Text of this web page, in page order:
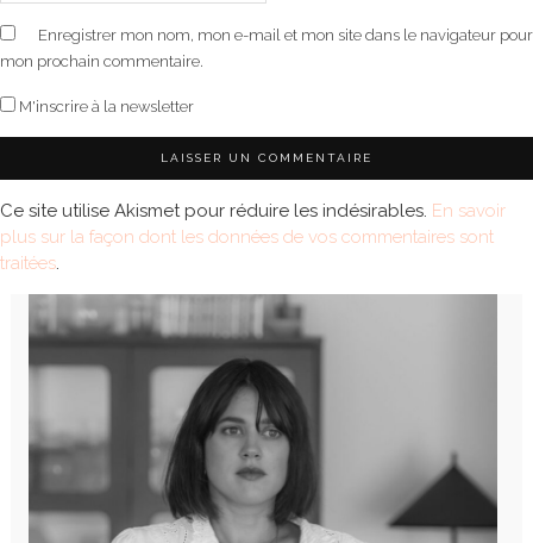
Enregistrer mon nom, mon e-mail et mon site dans le navigateur pour
mon prochain commentaire.
M'inscrire à la newsletter
Ce site utilise Akismet pour réduire les indésirables. En savoir
plus sur la façon dont les données de vos commentaires sont
traitées.